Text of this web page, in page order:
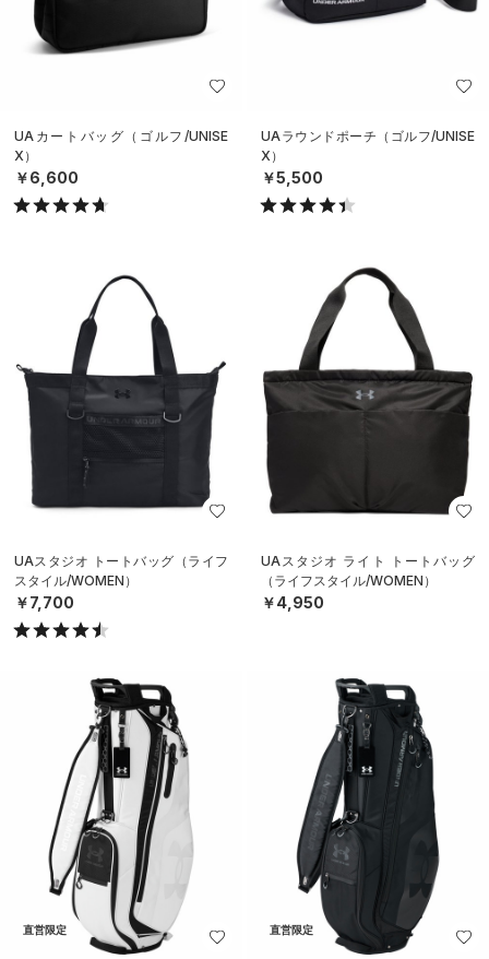
UAカートバッグ（ゴルフ/UNISE
X）
￥6,600
UAラウンドポーチ（ゴルフ/UNISE
X）
￥5,500
UAスタジオ トートバッグ（ライフ
スタイル/WOMEN）
￥7,700
UAスタジオ ライト トートバッグ
（ライフスタイル/WOMEN）
￥4,950
直営限定 直営限定